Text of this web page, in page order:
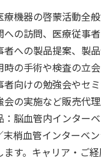
療機器の啓蒙活動全般
への訪問、医療従事
者への製品提案、製
時の手術や検査の立
者向けの勉強会やセ
会の実施など販売代
脳血管内インター
末梢血管インターベ
ます。キャリア・ご